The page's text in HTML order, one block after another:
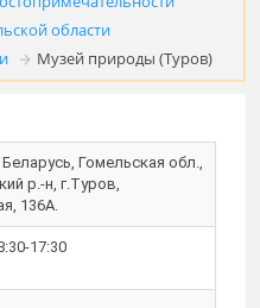
области
Музей природы (Туров)
Гомельская обл.,
р.-н, г.Туров,
136А.
17:30